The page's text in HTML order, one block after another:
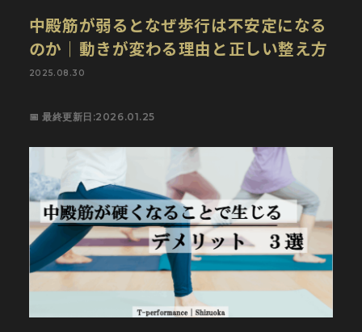
中殿筋が弱るとなぜ歩行は不安定になる
のか｜動きが変わる理由と正しい整え方
2025.08.30
📅 最終更新日:2026.01.25